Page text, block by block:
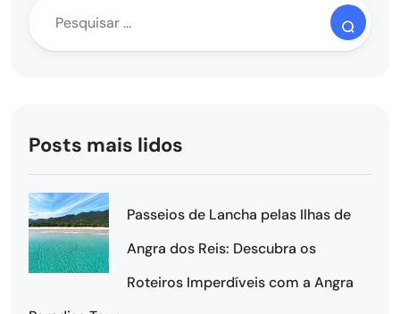
Posts mais lidos
Passeios de Lancha pelas Ilhas de
Angra dos Reis: Descubra os
Roteiros Imperdíveis com a Angra